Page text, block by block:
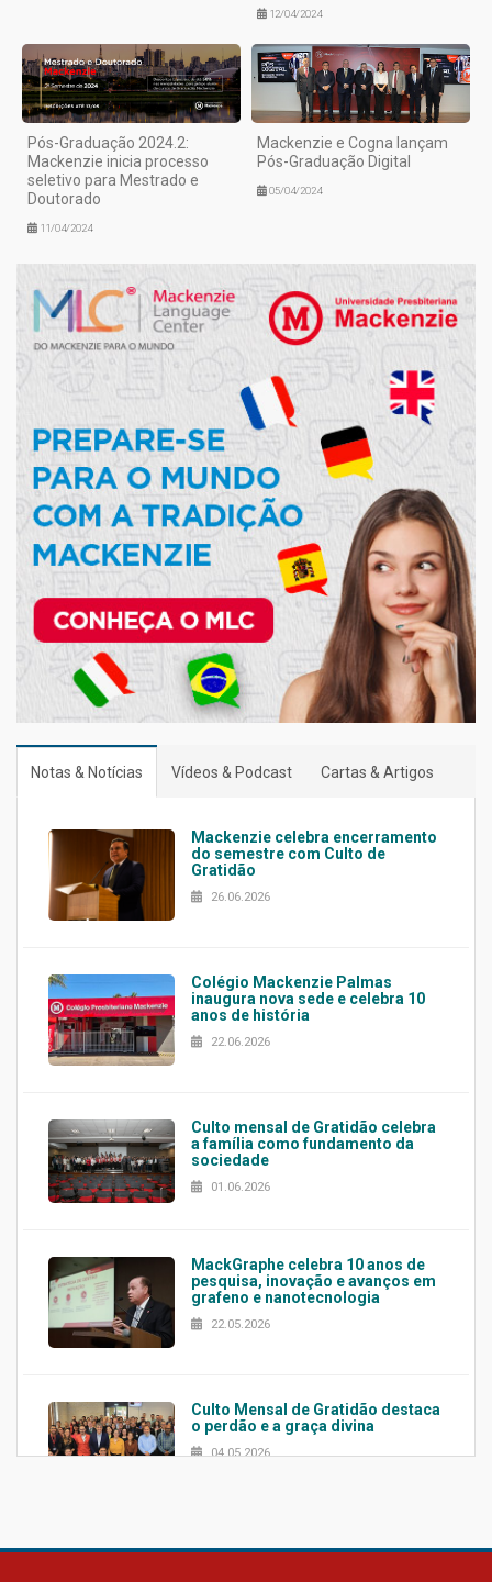
12/04/2024
Pós-Graduação 2024.2:
Mackenzie inicia processo
seletivo para Mestrado e
Doutorado
11/04/2024
Mackenzie e Cogna lançam
Pós-Graduação Digital
05/04/2024
Notas & Notícias Vídeos & Podcast Cartas & Artigos
Mackenzie celebra encerramento
do semestre com Culto de
Gratidão
26.06.2026
Colégio Mackenzie Palmas
inaugura nova sede e celebra 10
anos de história
22.06.2026
Culto mensal de Gratidão celebra
a família como fundamento da
sociedade
01.06.2026
MackGraphe celebra 10 anos de
pesquisa, inovação e avanços em
grafeno e nanotecnologia
22.05.2026
Culto Mensal de Gratidão destaca
o perdão e a graça divina
04.05.2026
Confira como foi o culto mensal